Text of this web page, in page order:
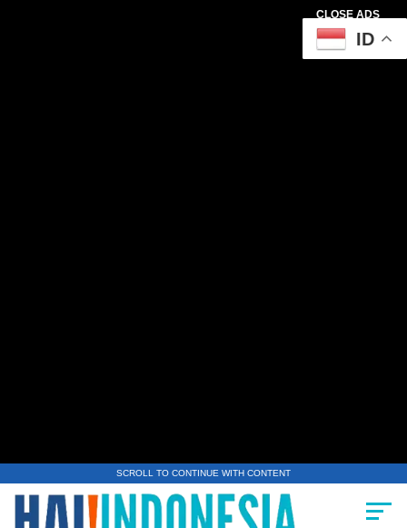
CLOSE ADS
SCROLL TO CONTINUE WITH CONTENT
ID